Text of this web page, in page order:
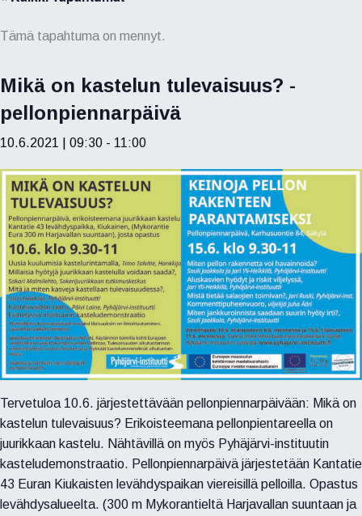
Tämä tapahtuma on mennyt.
Mikä on kastelun tulevaisuus? -
pellonpiennarpäivä
10.6.2021 | 09:30 - 11:00
Tervetuloa 10.6. järjestettävään pellonpiennarpäivään: Mikä on
kastelun tulevaisuus? Erikoisteemana pellonpientareella on
juurikkaan kastelu. Nähtävillä on myös Pyhäjärvi-instituutin
kasteludemonstraatio. Pellonpiennarpäivä järjestetään Kantatie
43 Euran Kiukaisten levähdyspaikan viereisillä pelloilla. Opastus
levähdysalueelta. (300 m Mykorantieltä Harjavallan suuntaan ja